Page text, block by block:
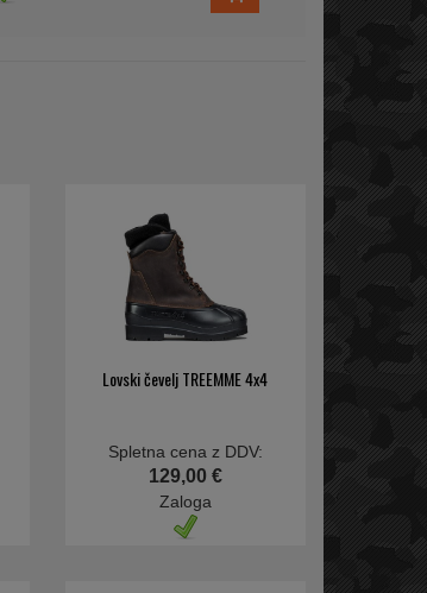
Lovski čevelj TREEMME 4x4
Spletna cena z DDV:
129,00 €
Zaloga